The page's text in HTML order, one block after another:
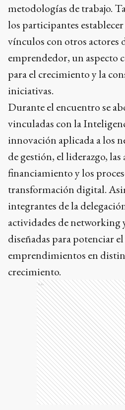
metodologías de trabajo.
los participantes
vínculos con otros actores
emprendedor, un aspecto
para el crecimiento y la
iniciativas.
Durante el encuentro se
vinculadas con la
innovación aplicada a los
de gestión, el liderazgo,
financiamiento y los
transformación digital.
integrantes de la
actividades de networking
diseñadas para potenciar
emprendimientos en
crecimiento.
Ads